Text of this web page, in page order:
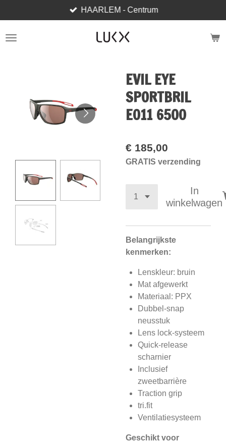
direct
naar
HAARLEM - Centrum
EVIL EYE
SPORTBRIL
E011 6500
€ 185,00
GRATIS verzending
In
winkelwagen
Belangrijkste
kenmerken:
Lenskleur: bruin
Mat afgewerkt
Materiaal: PPX
Dubbel-snap
neusstuk
Lens lock-systeem
Quick-release
scharnier
Inclusief
zweetbarrière
Traction grip
tri.fit
Ventilatiesysteem
Geschikt voor